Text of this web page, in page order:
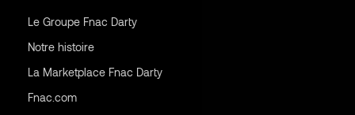
Le Groupe Fnac Darty
Notre histoire
La Marketplace Fnac Darty
Fnac.com